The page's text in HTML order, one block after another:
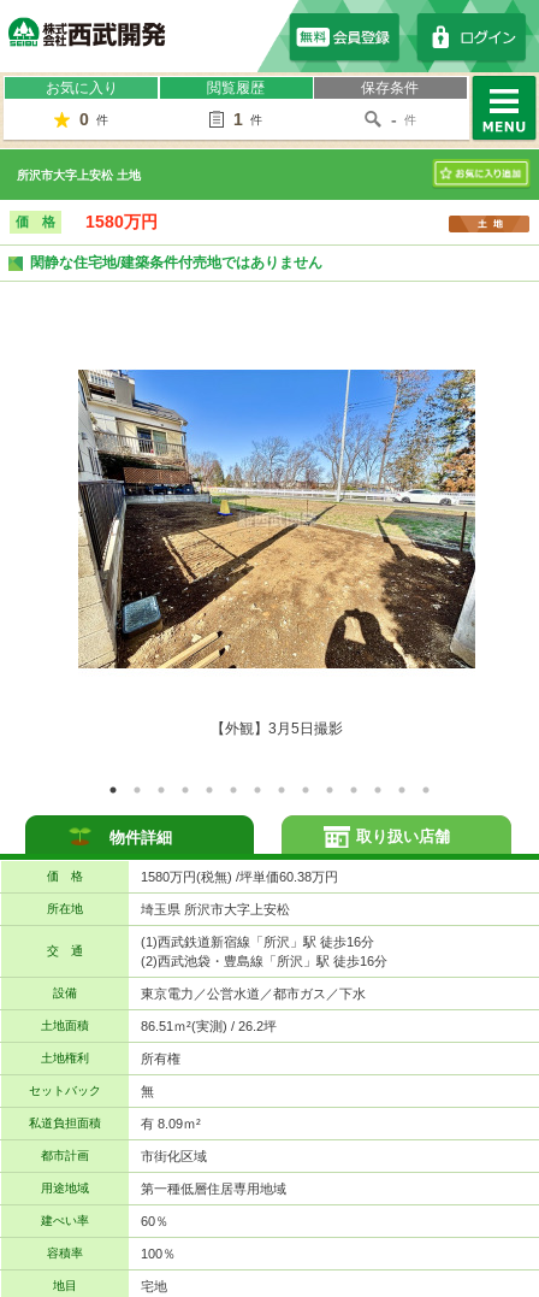
お気に入り
0 件
閲覧履歴
1 件
保存条件
- 件
MENU
所沢市大字上安松 土地
お気に入り
価 格 1580万円
閑静な住宅地/建築条件付売地ではありません
【外観】3月5日撮影
物件詳細
価 格 1580万円(税無) /坪単価60.38万円
所在地 埼玉県 所沢市大字上安松
交 通
(1)西武鉄道新宿線「所沢」駅 徒歩16分
(2)西武池袋・豊島線「所沢」駅 徒歩16分
設備 東京電力／公営水道／都市ガス／下水
土地面積 86.51ｍ²(実測) / 26.2坪
土地権利 所有権
セットバック 無
私道負担面積 有 8.09ｍ²
都市計画 市街化区域
用途地域 第一種低層住居専用地域
建ぺい率 60％
容積率 100％
地目 宅地
取り扱い店舗